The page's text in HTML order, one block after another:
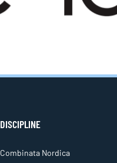
DISCIPLINE
Combinata Nordica